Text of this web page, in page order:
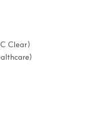
C Clear)